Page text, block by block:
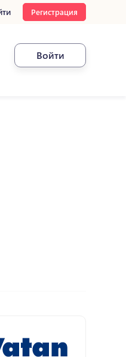
Регистрация
Войти